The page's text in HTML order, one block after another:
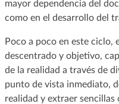
mayor dependencia del
como en el desarrollo del
Poco a poco en este ciclo,
descentrado y objetivo,
de la realidad a través de
punto de vista inmediato,
realidad y extraer sencillas